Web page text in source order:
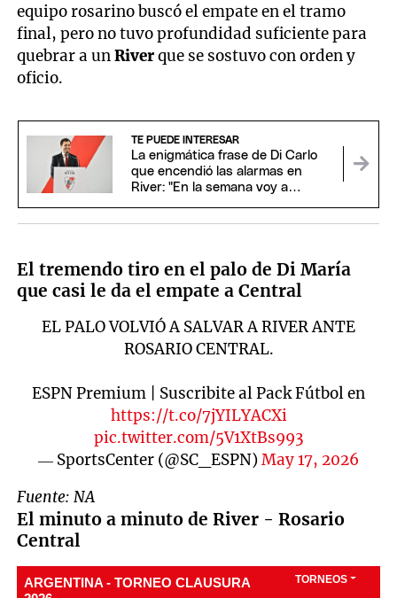
equipo rosarino buscó el empate en el tramo
final, pero no tuvo profundidad suficiente para
quebrar a unRiverque se sostuvo con orden y
oficio.
TE PUEDE INTERESAR
La enigmática frase de Di Carlo
que encendió las alarmas en
River: "En la semana voy a
El tremendo tiro en el palo de Di María
que casi le da el empate a Central
EL PALO VOLVIÓ A SALVAR A RIVER ANTE
ROSARIO CENTRAL.
ESPN Premium | Suscribite al Pack Fútbol en
https://t.co/7jYILYACXi
pic.twitter.com/5V1XtBs993
— SportsCenter (@SC_ESPN)May 17, 2026
Fuente: NA
El minuto a minuto de River - Rosario
Central